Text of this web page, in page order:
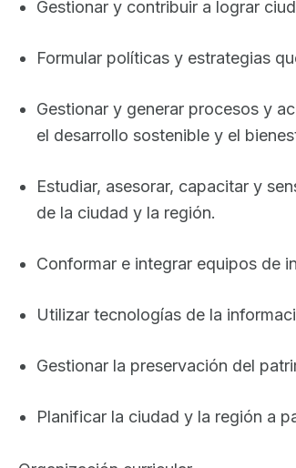
Gestionar y contribuir a lograr
Formular políticas y estrategias
Gestionar y generar procesos y
el desarrollo sostenible y el
Estudiar, asesorar, capacitar y
de la ciudad y la región.
Conformar e integrar equipos de
Utilizar tecnologías de la
Gestionar la preservación del
Planificar la ciudad y la región a